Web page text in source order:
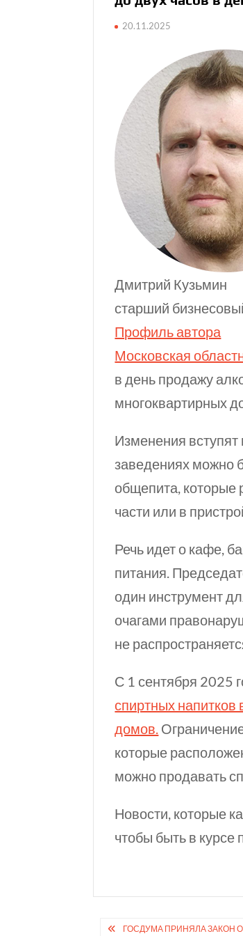
20.11.2025
Дмитрий Кузьмин
старший
Профиль автора
Московская
в день продажу
многоквартирных
Изменения вступят
заведениях можно
общепита,
части или в
Речь идет о кафе,
питания.
один инструмент
очагами
не
С 1 сентября 2025
спиртных напитков
домов.
которые
можно продавать
Новости, которые
чтобы быть в
Навигация
ГОСДУМА ПРИНЯЛА ЗАКОН